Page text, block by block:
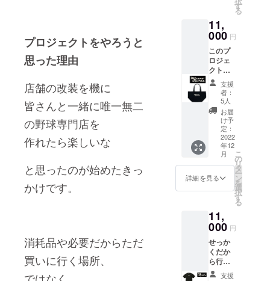
プロジェクトをやろうと
思った理由
店舗の改装を機に
皆さんと一緒に唯一無二
の野球専門店を
作れたら楽しいな
と思ったのが始めたきっ
かけです。
消耗品や必要だからただ
買いに行く場所、
ではなく
mm 透
明PET
光沢ラ
ミネー
ト(PP)
スマホ
裏面に
貼れる
サイズ
です。
お届け
時期は
余裕を
みた期
間で
来上が
り次第
きま
す。 店
頭での
お受け
取りご
希望の
場合は
頂きま
す。 お
届け時
期は余
裕をみ
た期間
です。
出来上
がり次
第発送
させて
頂きま
す。 店
頭お受
け取り
ご希望
の場合
下さ
い。
にお名
アカウ
ント名
を 最低
3年間貼
らせて
頂きま
す。 備
考欄に
12文字
以内ア
ルファ
ベット
で スペ
ルをご
指定下
さい。
文字カ
りま
す。 こ
のリ
ターン
では経
費が少
ない
す
る
11,
000 円
このプ
ロジェ
クト用
にお作
りする
オリジ
ナルT
シャツ
と ミズ
スポロ
ゴトー
トバッ
グを
セット
にさせ
て頂き
Tシャツ
のボ
ディは
ワイド
シル
エット
となり
支援
者：
5人
お届
け予
定：
2022
年12
月
詳細を見る
こ
の
リ
タ
ー
ン
を
選
択
す
る
11,
000 円
せっか
くだか
ら行っ
てみよ
支援